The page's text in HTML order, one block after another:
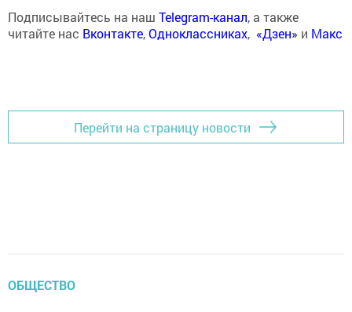
Подписывайтесь на наш Telegram-канал, а также
читайте нас Вконтакте,Одноклассниках, «Дзен» и Макс
Перейти на страницу новости
ОБЩЕСТВО